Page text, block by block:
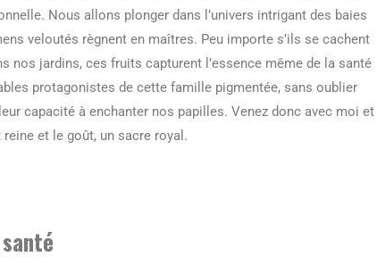
Nous allons plonger dans l’univers intrigant des baies
veloutés règnent en maîtres. Peu importe s’ils se cachent
nos jardins, ces fruits capturent l’essence même de la santé
protagonistes de cette famille pigmentée, sans oublier
capacité à enchanter nos papilles. Venez donc avec moi et
et le goût, un sacre royal.